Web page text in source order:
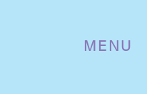
MENU